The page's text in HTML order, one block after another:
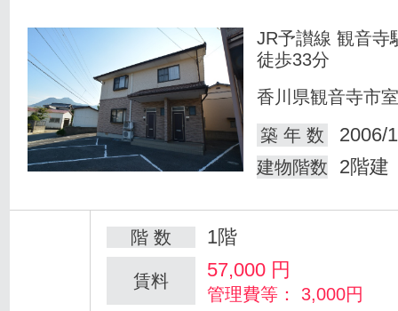
JR予讃線 観音寺
徒歩33分
香川県観音寺市
築 年 数
2006/
建物階数 2階建
階 数 1階
賃料 57,000 円
管理費等： 3,000円